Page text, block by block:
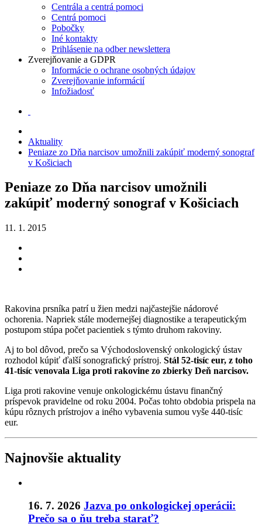
Centrála a centrá pomoci
Centrá pomoci
Pobočky
Iné kontakty
Prihlásenie na odber newslettera
Zverejňovanie a GDPR
Informácie o ochrane osobných údajov
Zverejňovanie informácií
Infožiadosť
Aktuality
Peniaze zo Dňa narcisov umožnili zakúpiť moderný sonograf
v Košiciach
Peniaze zo Dňa narcisov umožnili
zakúpiť moderný sonograf v Košiciach
11. 1. 2015
Rakovina prsníka patrí u žien medzi najčastejšie nádorové
ochorenia. Napriek stále modernejšej diagnostike a terapeutickým
postupom stúpa počet pacientiek s týmto druhom rakoviny.
Aj to bol dôvod, prečo sa Východoslovenský onkologický ústav
rozhodol kúpiť ďalší sonografický prístroj. Stál 52-tisíc eur, z toho
41-tisíc venovala Liga proti rakovine zo zbierky Deň narcisov.
Liga proti rakovine venuje onkologickému ústavu finančný
príspevok pravidelne od roku 2004. Počas tohto obdobia prispela na
kúpu rôznych prístrojov a iného vybavenia sumou vyše 440-tisíc
eur.
Najnovšie aktuality
16. 7. 2026 Jazva po onkologickej operácii:
Prečo sa o ňu treba starať?